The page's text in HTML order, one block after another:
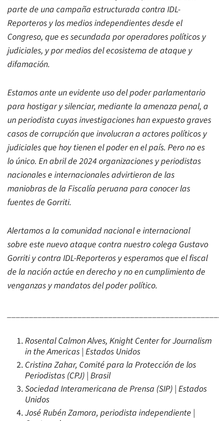
parte de una campaña estructurada contra IDL-
Reporteros y los medios independientes desde el
Congreso, que es secundada por operadores políticos y
judiciales, y por medios del ecosistema de ataque y
difamación.
Estamos ante un evidente uso del poder parlamentario
para hostigar y silenciar, mediante la amenaza penal, a
un periodista cuyas investigaciones han expuesto graves
casos de corrupción que involucran a actores políticos y
judiciales que hoy tienen el poder en el país. Pero no es
lo único. En abril de 2024 organizaciones y periodistas
nacionales e internacionales advirtieron de las
maniobras de la Fiscalía peruana para conocer las
fuentes de Gorriti.
Alertamos a la comunidad nacional e internacional
sobre este nuevo ataque contra nuestro colega Gustavo
Gorriti y contra IDL-Reporteros y esperamos que el fiscal
de la nación actúe en derecho y no en cumplimiento de
venganzas y mandatos del poder político.
Rosental Calmon Alves, Knight Center for Journalism
in the Americas | Estados Unidos
Cristina Zahar, Comité para la Protección de los
Periodistas (CPJ) | Brasil
Sociedad Interamericana de Prensa (SIP) | Estados
Unidos
José Rubén Zamora, periodista independiente |